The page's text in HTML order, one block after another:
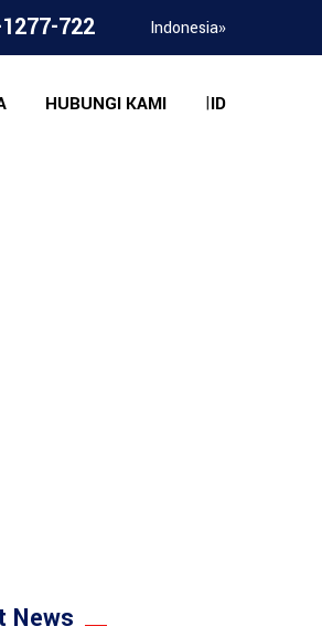
722 Indonesia»
HUBUNGI KAMI |ID
News